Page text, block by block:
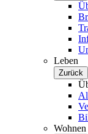
Leben
Zurück
Wohnen